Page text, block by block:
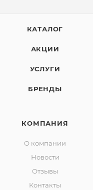
КАТАЛОГ
АКЦИИ
УСЛУГИ
БРЕНДЫ
КОМПАНИЯ
О компании
Новости
Отзывы
Контакты